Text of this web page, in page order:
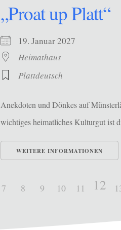
„Proat up Platt“
19. Januar 2027
Heimathaus
Plattdeutsch
Anekdoten und Dönkes auf
wichtiges heimatliches Kulturgut ist
WEITERE INFORMATIONEN
7 8 9 10 11 12